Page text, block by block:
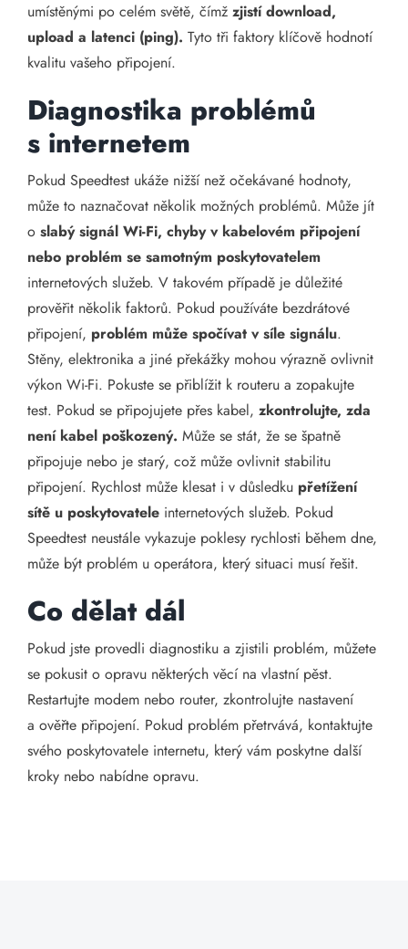
umístěnými po celém světě, čímž zjistí download,
upload a latenci (ping). Tyto tři faktory klíčově hodnotí
kvalitu vašeho připojení.
Diagnostika problémů
s internetem
Pokud Speedtest ukáže nižší než očekávané hodnoty,
může to naznačovat několik možných problémů. Může jít
o slabý signál Wi-Fi, chyby v kabelovém připojení
nebo problém se samotným poskytovatelem
internetových služeb. V takovém případě je důležité
prověřit několik faktorů. Pokud používáte bezdrátové
připojení, problém může spočívat v síle signálu.
Stěny, elektronika a jiné překážky mohou výrazně ovlivnit
výkon Wi-Fi. Pokuste se přiblížit k routeru a zopakujte
test. Pokud se připojujete přes kabel, zkontrolujte, zda
není kabel poškozený. Může se stát, že se špatně
připojuje nebo je starý, což může ovlivnit stabilitu
připojení. Rychlost může klesat i v důsledku přetížení
sítě u poskytovatele internetových služeb. Pokud
Speedtest neustále vykazuje poklesy rychlosti během dne,
může být problém u operátora, který situaci musí řešit.
Co dělat dál
Pokud jste provedli diagnostiku a zjistili problém, můžete
se pokusit o opravu některých věcí na vlastní pěst.
Restartujte modem nebo router, zkontrolujte nastavení
a ověřte připojení. Pokud problém přetrvává, kontaktujte
svého poskytovatele internetu, který vám poskytne další
kroky nebo nabídne opravu.